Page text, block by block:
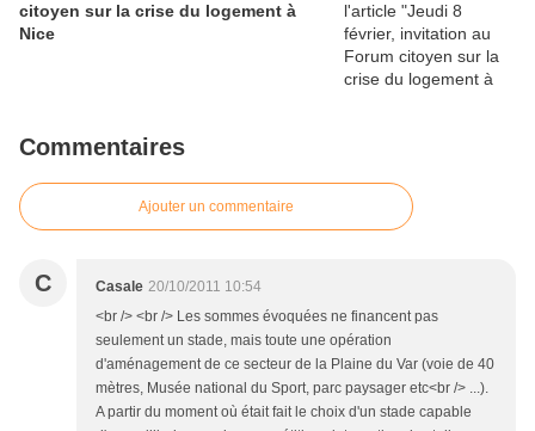
citoyen sur la crise du logement à
Nice
Commentaires
Ajouter un commentaire
C Casale 20/10/2011 10:54
<br /> <br /> Les sommes évoquées ne financent pas
seulement un stade, mais toute une opération
d'aménagement de ce secteur de la Plaine du Var (voie de 40
mètres, Musée national du Sport, parc paysager etc<br /> ...).
A partir du moment où était fait le choix d'un stade capable